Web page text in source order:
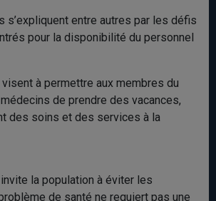
s’expliquent entre autres par les défis
pour la disponibilité du personnel
à permettre aux membres du
de prendre des vacances,
des soins et des services à la
la population à éviter les
de santé ne requiert pas une